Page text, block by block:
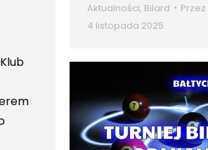
Aktualności, Bilard Przez
4 listopada 2025